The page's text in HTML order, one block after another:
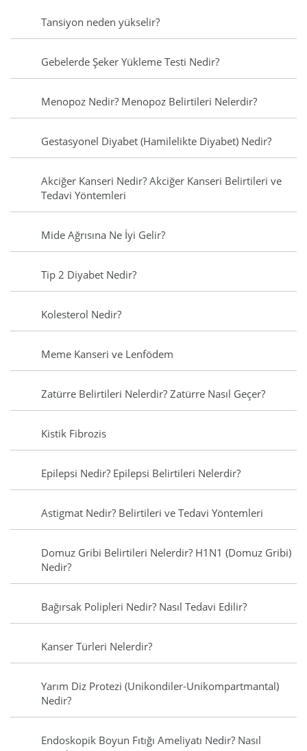
Tansiyon neden yükselir?
Gebelerde Şeker Yükleme Testi Nedir?
Menopoz Nedir? Menopoz Belirtileri Nelerdir?
Gestasyonel Diyabet (Hamilelikte Diyabet) Nedir?
Akciğer Kanseri Nedir? Akciğer Kanseri Belirtileri ve
Tedavi Yöntemleri
Mide Ağrısına Ne İyi Gelir?
Tip 2 Diyabet Nedir?
Kolesterol Nedir?
Meme Kanseri ve Lenfödem
Zatürre Belirtileri Nelerdir? Zatürre Nasıl Geçer?
Kistik Fibrozis
Epilepsi Nedir? Epilepsi Belirtileri Nelerdir?
Astigmat Nedir? Belirtileri ve Tedavi Yöntemleri
Domuz Gribi Belirtileri Nelerdir? H1N1 (Domuz Gribi)
Nedir?
Bağırsak Polipleri Nedir? Nasıl Tedavi Edilir?
Kanser Türleri Nelerdir?
Yarım Diz Protezi (Unikondiler-Unikompartmantal)
Nedir?
Endoskopik Boyun Fıtığı Ameliyatı Nedir? Nasıl